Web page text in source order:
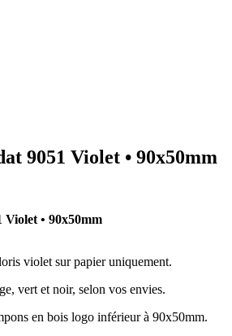
9051 Violet • 90x50mm
• 90x50mm
violet sur papier uniquement.
vert et noir, selon vos envies.
en bois logo inférieur à 90x50mm.